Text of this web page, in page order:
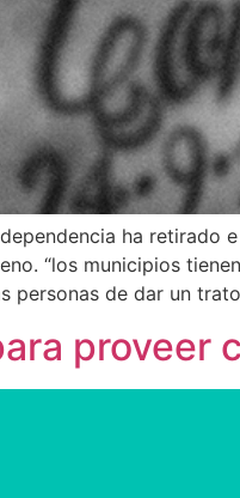
ha retirado
“los municipios
personas de dar un
proveer